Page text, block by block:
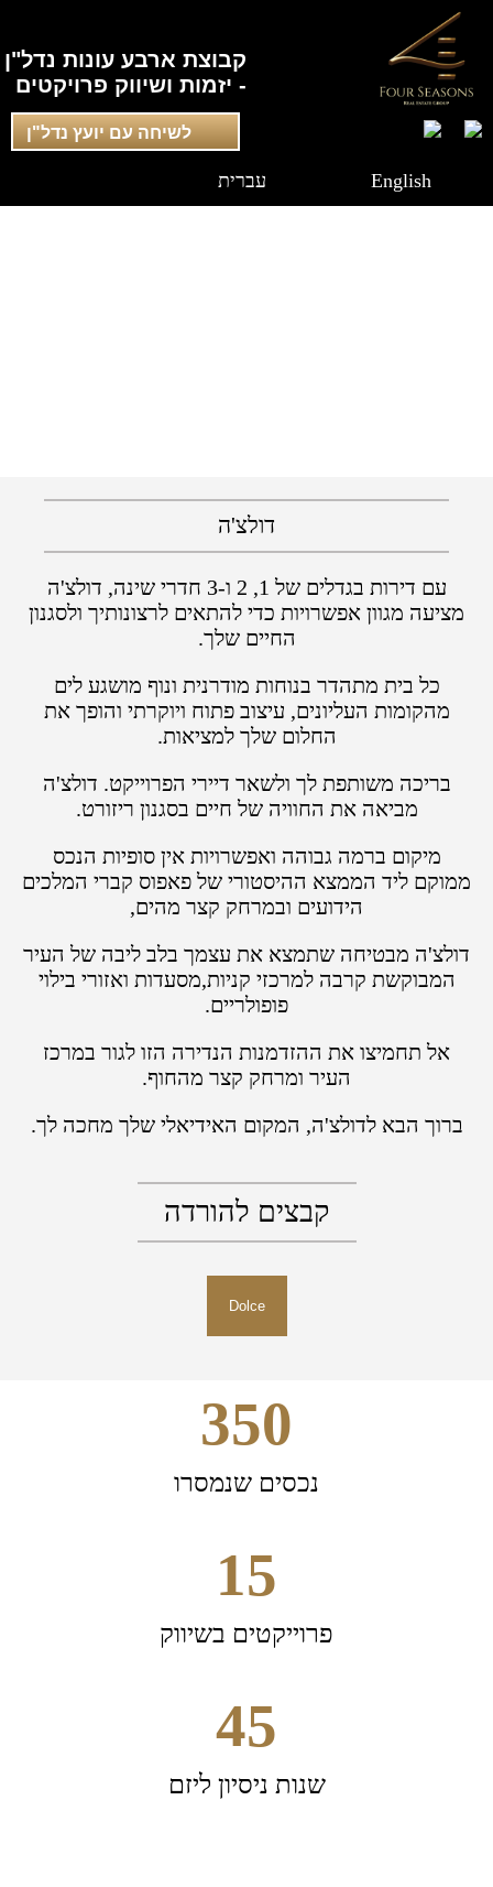
קבוצת ארבע עונות נדל"ן
- יזמות ושיווק פרויקטים
לשיחה עם יועץ נדל"ן
English עברית
דולצ'ה
עם דירות בגדלים של 1, 2 ו-3 חדרי שינה, דולצ'ה
מציעה מגוון אפשרויות כדי להתאים לרצונותיך ולסגנון
החיים שלך.
כל בית מתהדר בנוחות מודרנית ונוף מושגע לים
מהקומות העליונים, עיצוב פתוח ויוקרתי והופך את
החלום שלך למציאות.
בריכה משותפת לך ולשאר דיירי הפרוייקט. דולצ'ה
מביאה את החוויה של חיים בסגנון ריזורט.
מיקום ברמה גבוהה ואפשרויות אין סופיות הנכס
ממוקם ליד הממצא ההיסטורי של פאפוס קברי המלכים
הידועים ובמרחק קצר מהים,
דולצ'ה מבטיחה שתמצא את עצמך בלב ליבה של העיר
המבוקשת קרבה למרכזי קניות,מסעדות ואזורי בילוי
פופולריים.
אל תחמיצו את ההזדמנות הנדירה הזו לגור במרכז
העיר ומרחק קצר מהחוף.
ברוך הבא לדולצ'ה, המקום האידיאלי שלך מחכה לך.
קבצים להורדה
Dolce
350
נכסים שנמסרו
15
פרוייקטים בשיווק
45
שנות ניסיון ליזם